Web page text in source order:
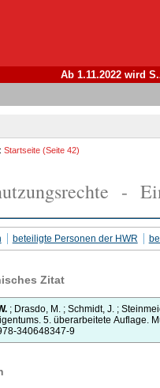
Ab 1.11.2022 wird
Startseite (Seite 42)
-
beteiligte Personen der HWR
Zitat
; Drasdo, M. ; Schmidt, J. ;
5. überarbeitete Auflage.
340648347-9